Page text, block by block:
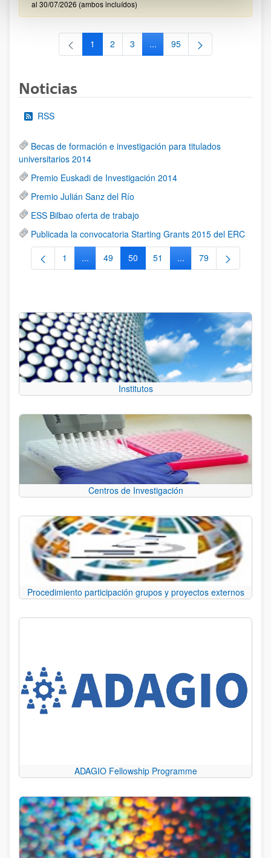
al 30/07/2026 (ambos incluídos)
Página
1 Página
2 Página
3 ...Páginas intermedias Use TAB
Página
95
Noticias
RSS
Becas de formación e investigación para titulados
universitarios 2014
Premio Euskadi de Investigación 2014
Premio Julián Sanz del Río
ESS Bilbao oferta de trabajo
Publicada la convocatoria Starting Grants 2015 del ERC
Página
1 ...Páginas intermedias Use TAB para desplazarse.
Página
49 Página
50 Página
51 ...Páginas intermedias
Página
79
Institutos
Centros de Investigación
Procedimiento participación grupos y proyectos externos
ADAGIO Fellowship Programme